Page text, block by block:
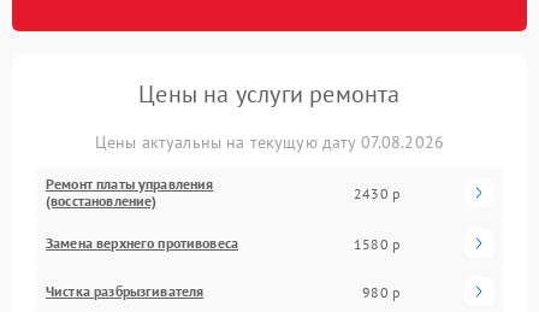
Цены на услуги ремонта
Цены актуальны на текущую дату 07.08.2026
Ремонт платы управления
(восстановление)
2430 р
Замена верхнего противовеса 1580 р
Чистка разбрызгивателя 980 р